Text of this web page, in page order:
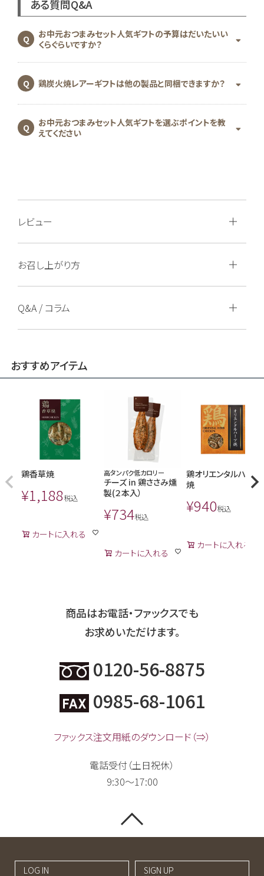
ある質問Q&A
お中元おつまみセット人気ギフトの予算はだいたいい
くらぐらいですか？
鶏炭火焼レアーギフトは他の製品と同梱できますか？
お中元おつまみセット人気ギフトを選ぶポイントを教
えてください
レビュー
お召し上がり方
Q&A / コラム
おすすめアイテム
鶏香草焼
¥1,188税込
カートに入れる
高タンパク低カロリー
チーズ in 鶏ささみ燻
製(２本入）
¥734税込
カートに入れる
鶏オリエンタルハーブ
焼
¥940税込
カートに入れる
商品はお電話・ファックスでも
お求めいただけます。
0120-56-8875
0985-68-1061
ファックス注文用紙のダウンロード（⇒）
電話受付（土日祝休）
9:30～17:00
LOG IN SIGN UP